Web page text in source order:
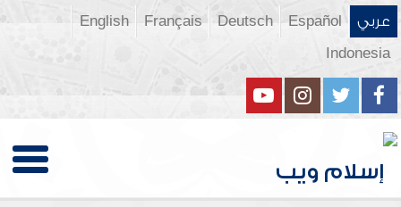
عربي Español
Deutsch
Français
English
Indonesia